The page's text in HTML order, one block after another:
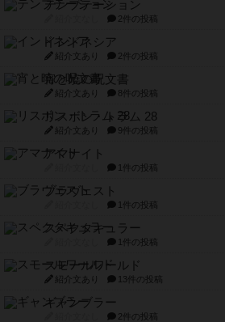
テンプテーション
2件の投稿
インドネシア
紹介文あり 2件の投稿
宵と暁の呪文書
紹介文あり 8件の投稿
リスボン・トラム 28
紹介文あり 9件の投稿
アマナイト
1件の投稿
ブラヴェスト
1件の投稿
スペクタキュラー
1件の投稿
スモールワールド
紹介文あり 13件の投稿
ギャンブラー
2件の投稿